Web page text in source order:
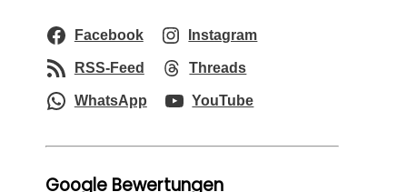
Facebook Instagram
RSS-Feed Threads
WhatsApp YouTube
Google Bewertungen